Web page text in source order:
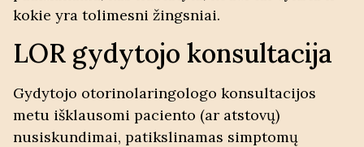
kokie yra tolimesni žingsniai.
LOR gydytojo konsultacija
Gydytojo otorinolaringologo konsultacijos
metu išklausomi paciento (ar atstovų)
nusiskundimai, patikslinamas simptomų